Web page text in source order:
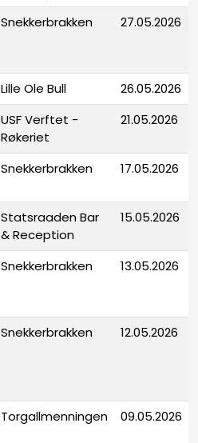
Snekkerbrakken 27.05.2026
Lille Ole Bull
26.05.2026
USF Verftet -
Røkeriet
21.05.2026
Snekkerbrakken 17.05.2026
Statsraaden Bar
& Reception
15.05.2026
Snekkerbrakken 13.05.2026
Snekkerbrakken 12.05.2026
Torgallmenningen 09.05.2026